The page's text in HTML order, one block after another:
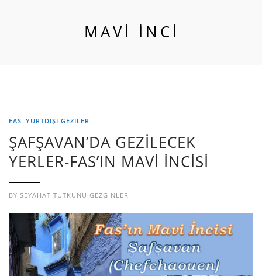
MAVİ İNCİ
FAS YURTDIŞI GEZILER
ŞAFŞAVAN’DA GEZİLECEK
YERLER-FAS’IN MAVİ İNCİSİ
BY SEYAHAT TUTKUNU GEZGINLER